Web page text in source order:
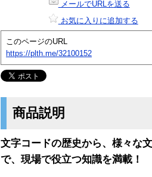
メールでURLを送る
お気に入りに追加する
このページのURL
https://plth.me/32100152
商品説明
文字コードの歴史から、様々な
で、現場で役立つ知識を満載！